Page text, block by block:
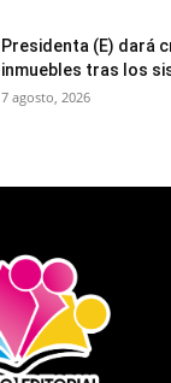
Presidenta (E) dará
inmuebles tras los
7 agosto, 2026